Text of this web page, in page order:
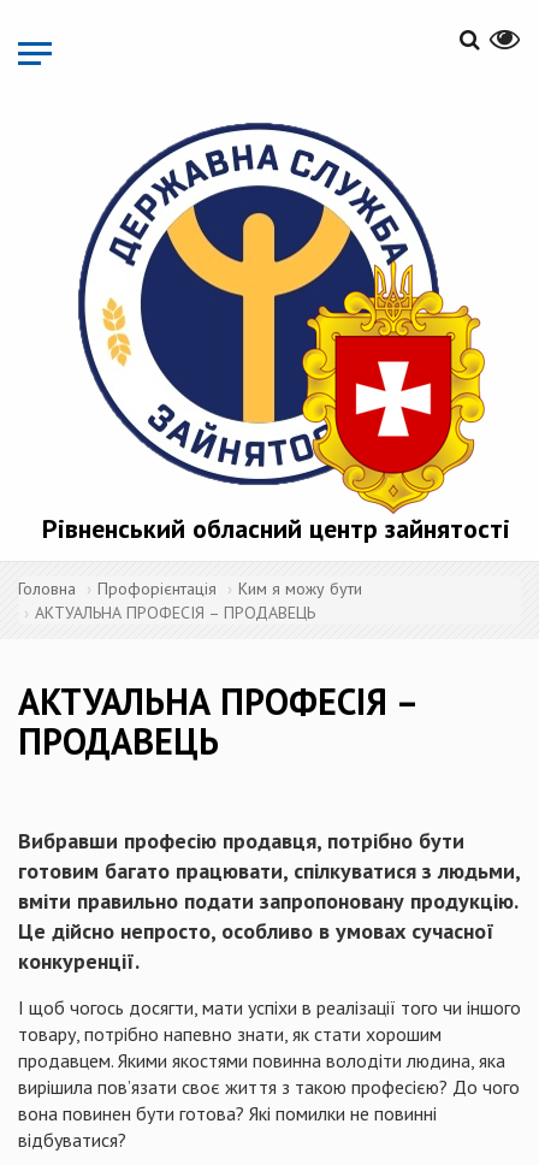
основного
матеріалу
Рівненський обласний центр зайнятості
Головна Профорієнтація
Ким я можу бути
АКТУАЛЬНА ПРОФЕСІЯ – ПРОДАВЕЦЬ
АКТУАЛЬНА ПРОФЕСІЯ –
ПРОДАВЕЦЬ
Вибравши професію продавця, потрібно бути
готовим багато працювати, спілкуватися з людьми,
вміти правильно подати запропоновану продукцію.
Це дійсно непросто, особливо в умовах сучасної
конкуренції.
І щоб чогось досягти, мати успіхи в реалізації того чи іншого
товару, потрібно напевно знати, як стати хорошим
продавцем. Якими якостями повинна володіти людина, яка
вирішила пов’язати своє життя з такою професією? До чого
вона повинен бути готова? Які помилки не повинні
відбуватися?